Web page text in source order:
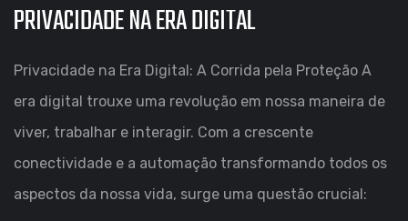
PRIVACIDADE NA ERA DIGITAL
Privacidade na Era Digital: A Corrida pela Proteção A
era digital trouxe uma revolução em nossa maneira de
viver, trabalhar e interagir. Com a crescente
conectividade e a automação transformando todos os
aspectos da nossa vida, surge uma questão crucial: